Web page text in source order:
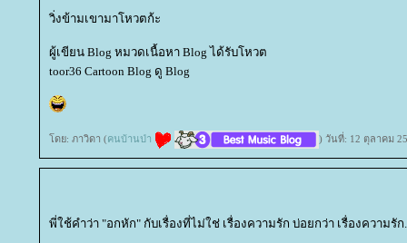
วิ่งข้ามเขามาโหวตก้ะ
ผู้เขียน Blog หมวดเนื้อหา Blog ได้รับโหวต
toor36 Cartoon Blog ดู Blog
ดย: ภาวิดา (คนบ้านป่า ) วันที่: 12 ตุลาคม
พี่ใช้คำว่า "อกหัก" กับเรื่องที่ไม่ใช่ เรื่องความรัก บ่อยกว่า เรื่องความรัก